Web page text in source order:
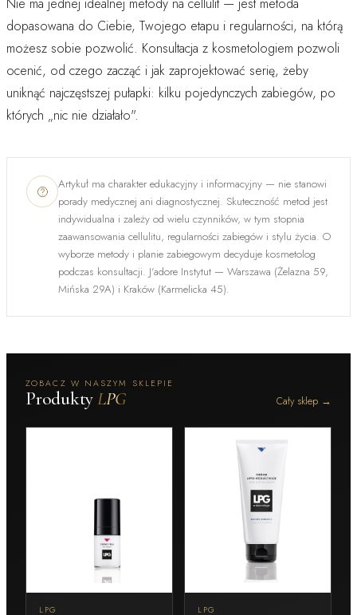
dopasowana do Ciebie, Twojego etapu i regularności, na którą
możesz sobie pozwolić. Konsultacja z kosmetologiem pozwoli
ocenić, od czego zacząć i jak zaprojektować serię, żeby
uniknąć najczęstszej pułapki: kilku pojedynczych zabiegów, po
których „nic nie działało".
Artykuł ma charakter edukacyjny i informacyjny — nie stanowi
porady medycznej ani diagnostycznej. Skuteczność metod jest
indywidualna i zależy od wielu czynników, w tym stopnia
zaawansowania cellulitu, regularności zabiegów i stylu życia. O
wyborze metody i planie zabiegowym decyduje kosmetolog
podczas konsultacji. J'adore Instytut — Warszawa (Żelazna 59,
Mińska 29A) i Kraków (Karmelicka 45).
ZOBACZ W NASZYM SKLEPIE
Produkty LPG Cały sklep →
LPG LPG